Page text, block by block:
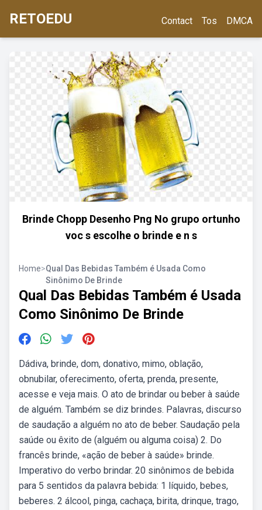
RETOEDU Contact Tos DMCA
Brinde Chopp Desenho Png No grupo ortunho
voc s escolhe o brinde e n s
Home>Qual Das Bebidas Também é Usada Como
Sinônimo De Brinde
Qual Das Bebidas Também é Usada
Como Sinônimo De Brinde
Dádiva, brinde, dom, donativo, mimo, oblação,
obnubilar, oferecimento, oferta, prenda, presente,
acesse e veja mais. O ato de brindar ou beber à saúde
de alguém. Também se diz brindes. Palavras, discurso
de saudação a alguém no ato de beber. Saudação pela
saúde ou êxito de (alguém ou alguma coisa) 2. Do
francês brinde, «ação de beber à saúde» brinde.
Imperativo do verbo brindar. 20 sinônimos de bebida
para 5 sentidos da palavra bebida: 1 líquido, bebes,
beberes. 2 álcool, pinga, cachaça, birita, drinque, trago,